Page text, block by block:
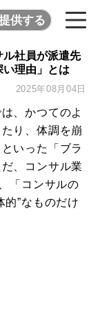
供する
ル社員が派遣先
理由」とは
2025年08月04日
、かつてのよ
り、体調を崩
いった「ブラ
、コンサル業
「コンサルの
的”なものだけ